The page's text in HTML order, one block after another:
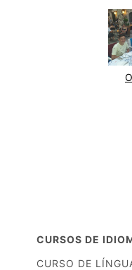
CURSOS DE
CURSO DE